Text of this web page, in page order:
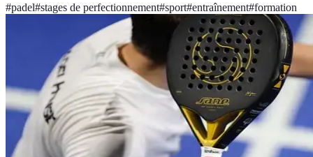
#padel#stages de perfectionnement#sport#entraînement#formation